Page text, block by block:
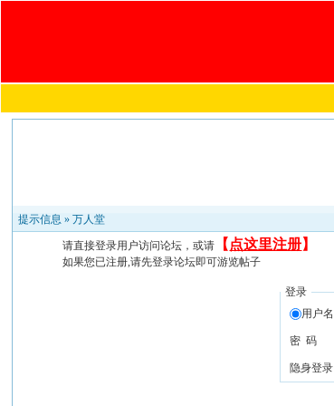
提示信息 »万人堂
请直接登录用户访问论坛，或请 【 点这里注册】
如果您已注册,请先登录论坛即可游览帖子
登录
用户名
密 码
隐身登录